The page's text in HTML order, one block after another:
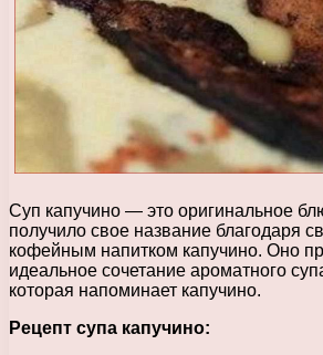
Суп капучино — это оригинальное
получило свое название благодаря
кофейным напитком капучино. Оно
идеальное сочетание ароматного
которая напоминает капучино.
Рецепт супа капучино: